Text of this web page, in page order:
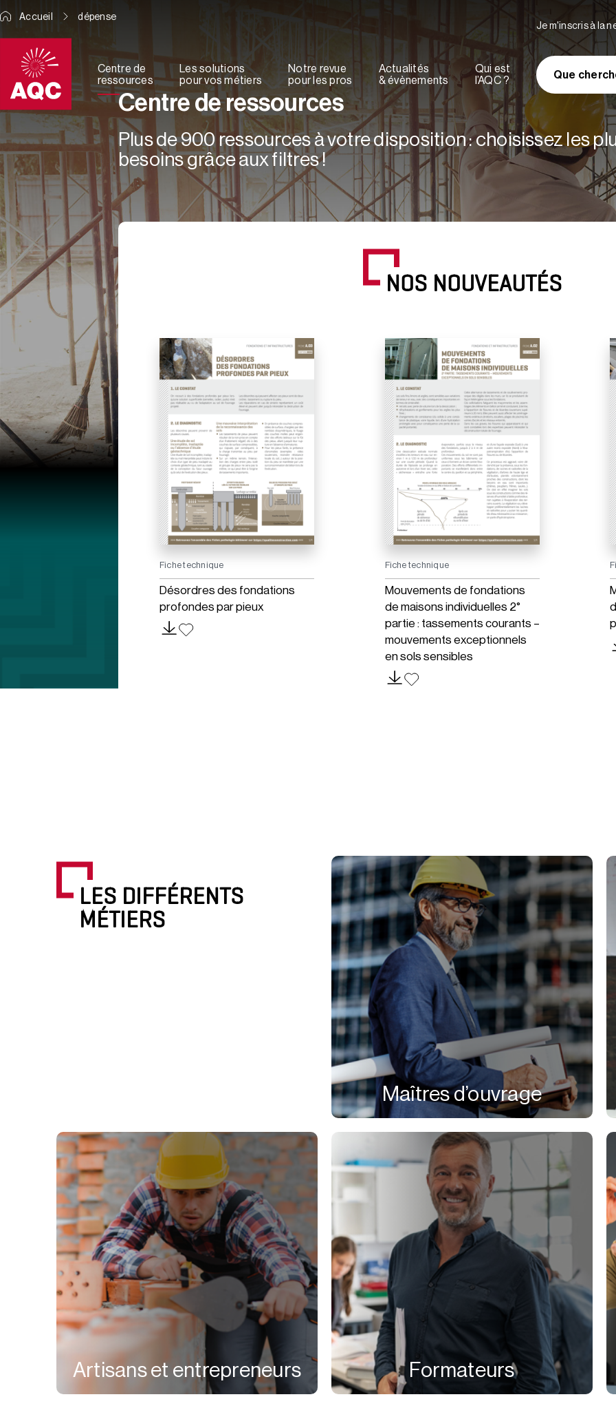
Centre de
ressources
Les solutions
pour vos métiers
Notre revue
pour les pros
Actualités
& évènements
Qui est
l’AQC ?
Je m'inscris à la
Que
Accueil dépense
Centre de ressources
Plus de 900 ressources à votre disposition : choisissez les
besoins grâce aux filtres !
NOS NOUVEAUTÉS
Fiche technique
Désordres des fondations
profondes par pieux
Fiche technique
Mouvements de fondations
de maisons individuelles 2°
partie : tassements courants –
mouvements exceptionnels
en sols sensibles
LES DIFFÉRENTS
MÉTIERS
Maîtres d’ouvrage
Artisans et entrepreneurs Formateurs